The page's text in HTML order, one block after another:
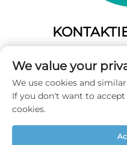
China
Tel.:+86-19859128239
E-Mail:
We value your
We use cookies and
If you don't want to accept
cookies.